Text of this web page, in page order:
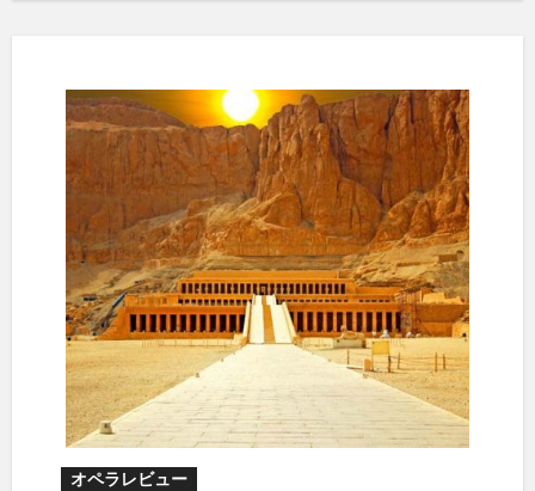
オペラレビュー